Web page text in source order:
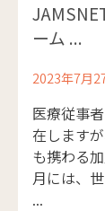
ーム ...
2023年7月
医療従事
在します
も携わる
月には、
...